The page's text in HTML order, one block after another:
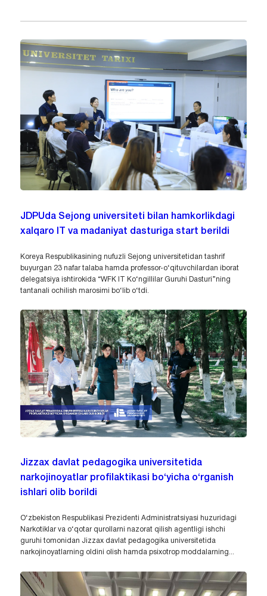
JDPUda Sejong universiteti bilan hamkorlikdagi
xalqaro IT va madaniyat dasturiga start berildi
Koreya Respublikasining nufuzli Sejong universitetidan tashrif
buyurgan 23 nafar talaba hamda professor-o‘qituvchilardan iborat
delegatsiya ishtirokida “WFK IT Ko‘ngillilar Guruhi Dasturi”ning
tantanali ochilish marosimi bo‘lib o‘tdi.
Jizzax davlat pedagogika universitetida
narkojinoyatlar profilaktikasi bo‘yicha o‘rganish
ishlari olib borildi
O‘zbekiston Respublikasi Prezidenti Administratsiyasi huzuridagi
Narkotiklar va o‘qotar qurollarni nazorat qilish agentligi ishchi
guruhi tomonidan Jizzax davlat pedagogika universitetida
narkojinoyatlarning oldini olish hamda psixotrop moddalarning...